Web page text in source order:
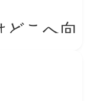
どこへ向
心」へ